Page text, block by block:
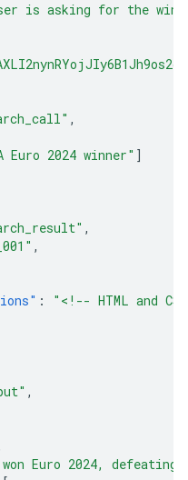
is asking for the
,
Euro 2024 winner" ]
,
,
:
"<!-- HTML and
,
won Euro 2024,